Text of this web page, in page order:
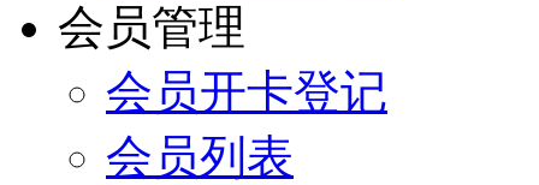
会员管理
会员开卡登记
会员列表